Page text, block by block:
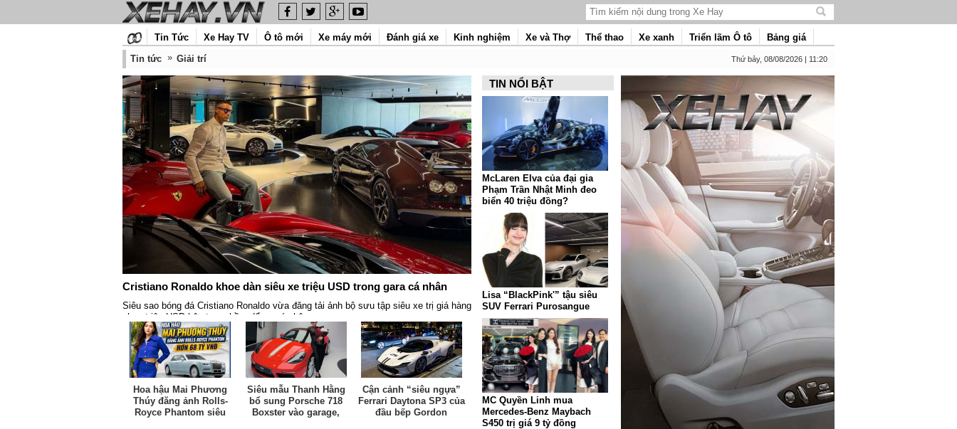
Tìm
nội
dung
Tin Tức Xe Hay TV Ô tô mới Xe máy mới Đánh giá xe Kinh nghiệm Xe và Thợ Thể thao Xe xanh Triển lãm Ô tô
Bảng giá
Tin tức
Giải trí Thứ bảy, 08/08/2026 | 11:20
Cristiano Ronaldo khoe dàn siêu xe triệu USD trong gara cá nhân
Siêu sao bóng đá Cristiano Ronaldo vừa đăng tải ảnh bộ sưu tập siêu xe trị giá hàng
chục triệu USD bên trong hầm để xe cá nhân.
Hoa hậu Mai Phương
Thúy đăng ảnh Rolls-
Royce Phantom siêu
Siêu mẫu Thanh Hằng
bổ sung Porsche 718
Boxster vào garage,
Cận cảnh “siêu ngựa”
Ferrari Daytona SP3 của
đầu bếp Gordon
TIN NỔI BẬT
McLaren Elva của đại gia
Phạm Trần Nhật Minh đeo
biển 40 triệu đồng?
Lisa “BlackPink'” tậu siêu
SUV Ferrari Purosangue
MC Quyền Linh mua
Mercedes-Benz Maybach
S450 trị giá 9 tỷ đồng